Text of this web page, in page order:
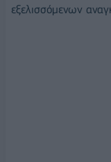
εξελισσόμενων